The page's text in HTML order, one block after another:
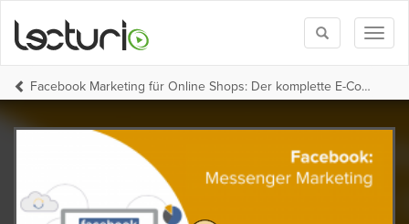
Toggle
search
Facebook Marketing für Online Shops: Der komplette E-Commerce und Facebook Werbeanzeigen Kurs